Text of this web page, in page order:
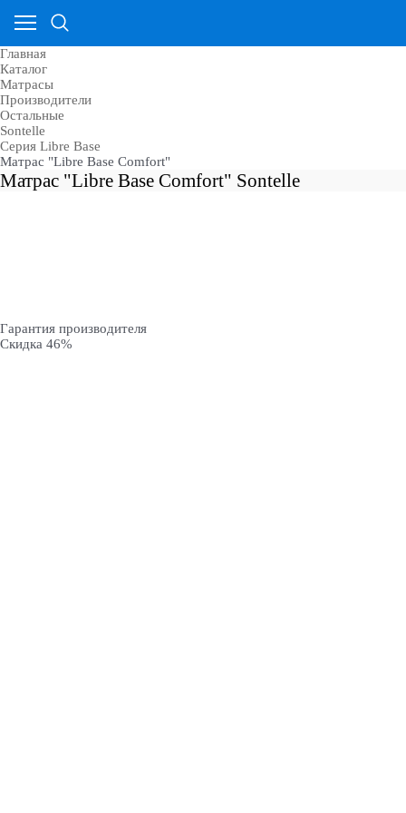
Главная
Каталог
Матрасы
Производители
Остальные
Sontelle
Cерия Libre Base
Матрас "Libre Base Comfort"
Матрас "Libre Base Comfort" Sontelle
Гарантия производителя
Скидка 46%